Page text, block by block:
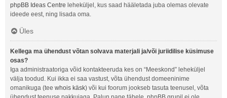
phpBB Ideas Centre leheküljel, kus saad hääletada juba olemas olevate
ideede eest, ning lisada oma.
Üles
Kellega ma ühendust võtan solvava materjali ja/või juriidilise küsimuse
osas?
Iga administraatoriga võid kontakteeruda kes on “Meeskond” leheküljel
välja toodud. Kui ikka ei saa vastust, võta ühendust domeeninime
omanikuga (tee whois käsk) või kui foorum jookseb tasuta teenusel, võta